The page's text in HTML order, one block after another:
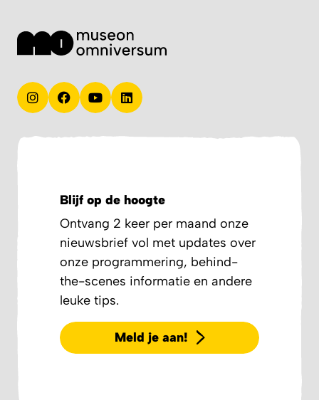
Blijf op de hoogte
Ontvang 2 keer per maand onze
nieuwsbrief vol met updates over
onze programmering, behind-
the-scenes informatie en andere
leuke tips.
Meld je aan!